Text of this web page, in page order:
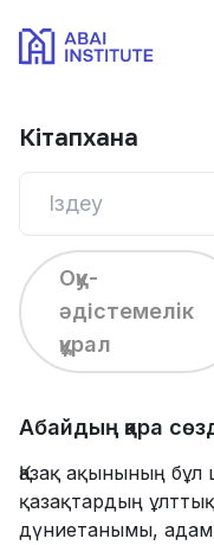
Кітапхана
Оқу-
әдiстемелік
құрал
Абайдың қара
Қазақ ақынының
қазақтардың
дүниетанымы,